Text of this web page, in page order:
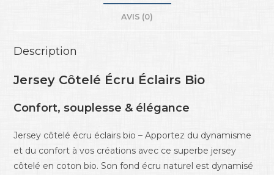
AVIS (0)
Description
Jersey Côtelé Écru Éclairs Bio
Confort, souplesse & élégance
Jersey côtelé écru éclairs bio – Apportez du dynamisme
et du confort à vos créations avec ce superbe jersey
côtelé en coton bio. Son fond écru naturel est dynamisé